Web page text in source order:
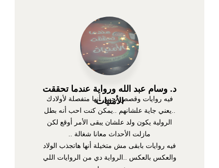
د. وسام عبد الله ورواية عندما تحققت
الأمنيات
فيه روايات وقصص تحس أنها متفصلة لأولادك
..يعني جاية علشانهم ..يمكن كنت احب أنه بطل
الرولية يكون ولد علشان يبقى الأمر أوقع لكن
مازلت الأحداث معانا شغالة ..
فيه روايات بابقى مش متخيلة أنها هاتجذب الولاد
والعكس بالعكس ..الرواية دي من الروايات اللي